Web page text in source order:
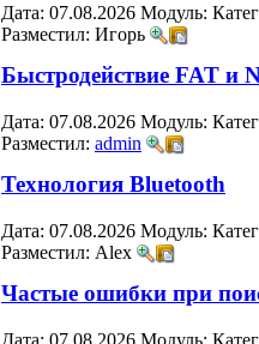
Дата: 07.08.2026 Модуль:
Разместил: Игорь
Быстродействие FAT и
Дата: 07.08.2026 Модуль:
Разместил: admin
Технология Bluetooth
Дата: 07.08.2026 Модуль:
Разместил: Alex
Частые ошибки при